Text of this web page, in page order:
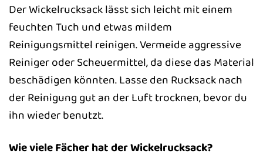
Der Wickelrucksack lässt sich leicht mit einem
feuchten Tuch und etwas mildem
Reinigungsmittel reinigen. Vermeide aggressive
Reiniger oder Scheuermittel, da diese das Material
beschädigen könnten. Lasse den Rucksack nach
der Reinigung gut an der Luft trocknen, bevor du
ihn wieder benutzt.
Wie viele Fächer hat der Wickelrucksack?